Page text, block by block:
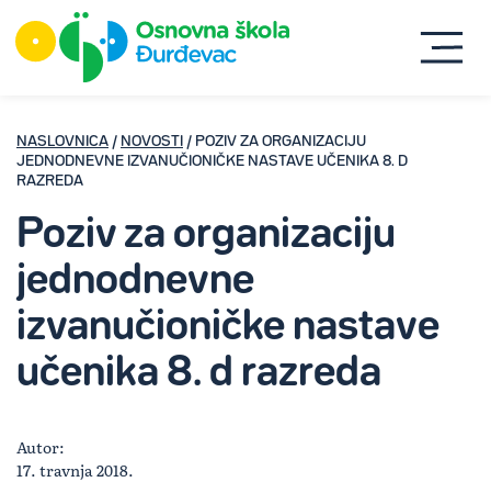
NASLOVNICA / NOVOSTI
/ POZIV ZA ORGANIZACIJU
JEDNODNEVNE IZVANUČIONIČKE NASTAVE UČENIKA 8. D
RAZREDA
Poziv za organizaciju
jednodnevne
izvanučioničke nastave
učenika 8. d razreda
Autor:
17. travnja 2018.